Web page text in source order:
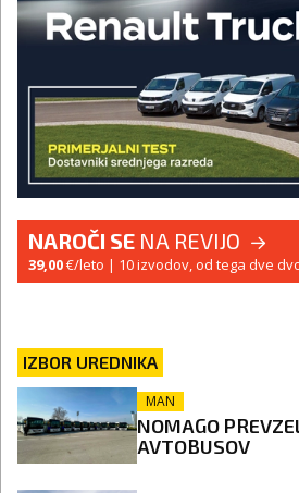
NAROČI SE NA REVIJO
39,00€/leto | 10 izvodov, od tega dve
IZBOR UREDNIKA
MAN
NOMAGO
AVTOBUSOV